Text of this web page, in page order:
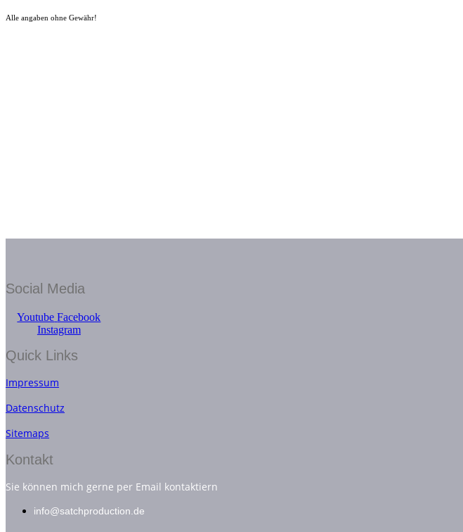
Alle angaben ohne Gewähr!
Social Media
Youtube Facebook
Instagram
Quick Links
Impressum
Datenschutz
Sitemaps
Kontakt
Sie können mich gerne per Email kontaktiern
info@satchproduction.de